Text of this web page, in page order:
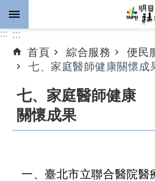
跳到主要內容區塊
進
階
尋
::: :::
首頁
綜合服務
便民
七、家庭醫師健康關懷成
七、家庭醫師健康
關懷成果
一、臺北市立聯合醫院醫